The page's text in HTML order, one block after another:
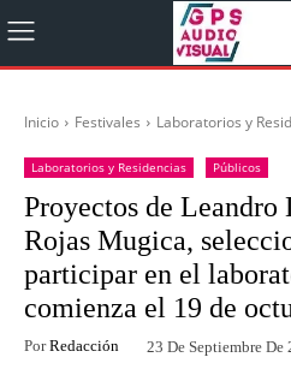
Inicio Festivales Laboratorios y
Laboratorios y Residencias Públicos
Proyectos de
Rojas Mugica,
participar en el
comienza el 19 de
Por Redacción 23 De Septiembre De